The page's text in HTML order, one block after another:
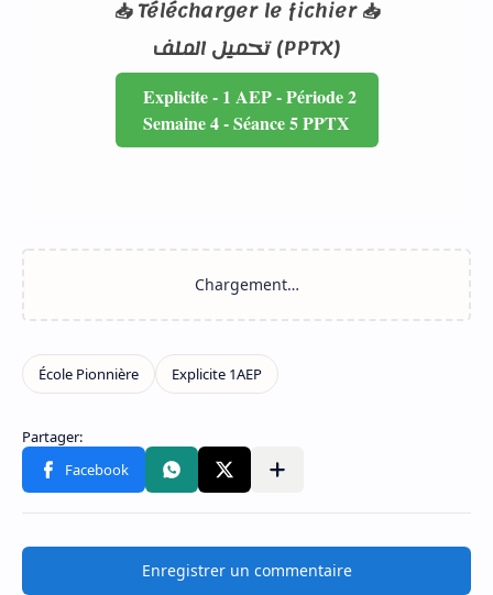
📥 Télécharger le fichier 📥
تحميل الملف (PPTX)
Explicite - 1 AEP - Période 2
Semaine 4 - Séance 5 PPTX
Enregistrer un commentaire